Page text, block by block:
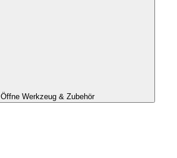
Öffne Werkzeug & Zubehör